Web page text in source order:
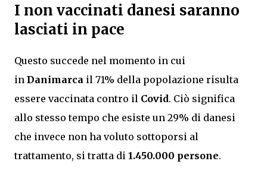
I non vaccinati danesi saranno
lasciati in pace
Questo succede nel momento in cui
in Danimarca il 71% della popolazione risulta
essere vaccinata contro il Covid. Ciò significa
allo stesso tempo che esiste un 29% di danesi
che invece non ha voluto sottoporsi al
trattamento, si tratta di 1.450.000 persone.